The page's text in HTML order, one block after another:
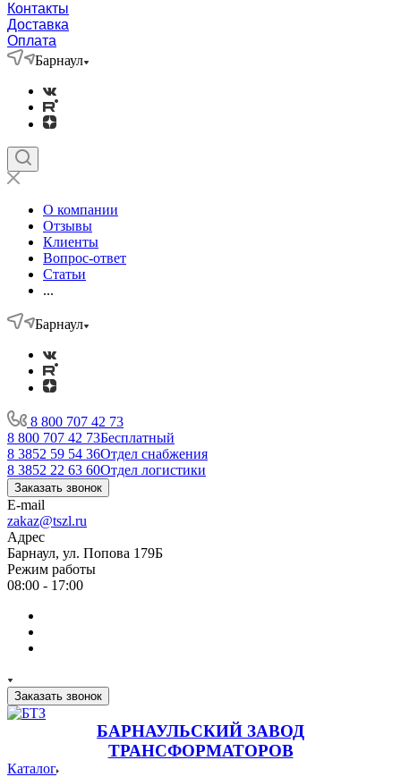
Контакты
Доставка
Оплата
Барнаул
О компании
Отзывы
Клиенты
Вопрос-ответ
Статьи
...
Барнаул
8 800 707 42 73
8 800 707 42 73Бесплатный
8 3852 59 54 36Отдел снабжения
8 3852 22 63 60Отдел логистики
Заказать звонок
E-mail
zakaz@tszl.ru
Адрес
Барнаул, ул. Попова 179Б
Режим работы
08:00 - 17:00
Заказать звонок
БАРНАУЛЬСКИЙ ЗАВОД
ТРАНСФОРМАТОРОВ
Каталог